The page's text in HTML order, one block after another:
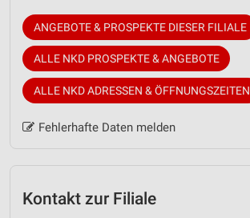
ANGEBOTE & PROSPEKTE DIESER FILIALE
ALLE NKD PROSPEKTE & ANGEBOTE
ALLE NKD ADRESSEN & ÖFFNUNGSZEITEN
Fehlerhafte Daten melden
Kontakt zur Filiale